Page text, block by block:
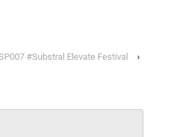
#Substral Elevate Festival ›